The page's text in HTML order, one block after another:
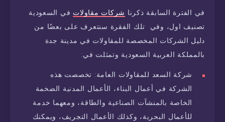
في الفترة السابقة ذكرنا شركات مقاولات في السعودية
تصنيف اول، وفي تلك الفقرة سنتعرف على بعضًا من
دليل الشركات المخصصة للمقاولات في مدينة جدة
بالمملكة العربية السعودية وتمثلت في:
شركة السعد للمقاولات العامة: تخصصت هذه
الشركة في أعمال البناء، الأعمال المدنية الضخمة
الخاصة بالمنشآت الصناعية والطاقة، ومعهما خدمة
للأعمال البحرية، وكذلك الأعمال التجريف، ويمكنك